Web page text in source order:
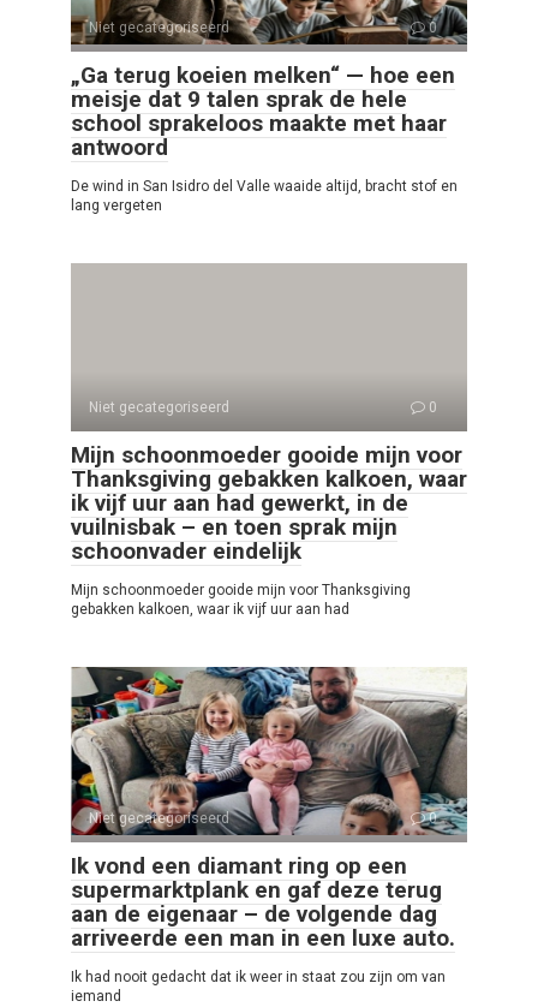
Niet gecategoriseerd 0
„Ga terug koeien melken“ — hoe een
meisje dat 9 talen sprak de hele
school sprakeloos maakte met haar
antwoord
De wind in San Isidro del Valle waaide altijd, bracht stof en
lang vergeten
Niet gecategoriseerd 0
Mijn schoonmoeder gooide mijn voor
Thanksgiving gebakken kalkoen, waar
ik vijf uur aan had gewerkt, in de
vuilnisbak – en toen sprak mijn
schoonvader eindelijk
Mijn schoonmoeder gooide mijn voor Thanksgiving
gebakken kalkoen, waar ik vijf uur aan had
Niet gecategoriseerd 0
Ik vond een diamant ring op een
supermarktplank en gaf deze terug
aan de eigenaar – de volgende dag
arriveerde een man in een luxe auto.
Ik had nooit gedacht dat ik weer in staat zou zijn om van
iemand